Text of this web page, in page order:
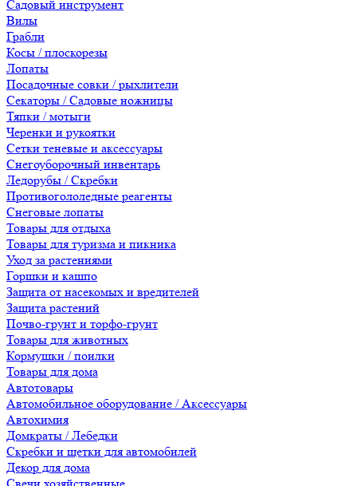
Садовый инструмент
Вилы
Грабли
Косы / плоскорезы
Лопаты
Посадочные совки / рыхлители
Секаторы / Садовые ножницы
Тяпки / мотыги
Черенки и рукоятки
Сетки теневые и аксессуары
Снегоуборочный инвентарь
Ледорубы / Скребки
Противогололедные реагенты
Снеговые лопаты
Товары для отдыха
Товары для туризма и пикника
Уход за растениями
Горшки и кашпо
Защита от насекомых и вредителей
Защита растений
Почво-грунт и торфо-грунт
Товары для животных
Кормушки / поилки
Товары для дома
Автотовары
Автомобильное оборудование / Аксессуары
Автохимия
Домкраты / Лебедки
Скребки и щетки для автомобилей
Декор для дома